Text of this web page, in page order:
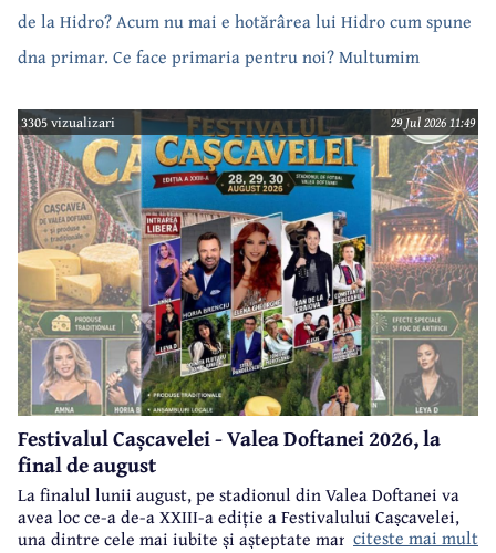
de la Hidro? Acum nu mai e hotărârea lui Hidro cum spune
dna primar. Ce face primaria pentru noi? Multumim
3305 vizualizari 29 Jul 2026 11:49
Festivalul Cașcavelei - Valea Doftanei 2026, la
final de august
La finalul lunii august, pe stadionul din Valea Doftanei va
avea loc ce-a de-a XXIII-a ediție a Festivalului Cașcavelei,
una dintre cele mai iubite și așteptate manifestări de acest
citeste mai mult